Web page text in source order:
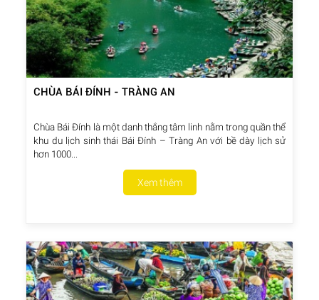
CHÙA BÁI ĐÍNH - TRÀNG AN
Chùa Bái Đính là một danh thắng tâm linh nằm trong quần thể
khu du lịch sinh thái Bái Đính – Tràng An với bề dày lịch sử
hơn 1000...
Xem thêm